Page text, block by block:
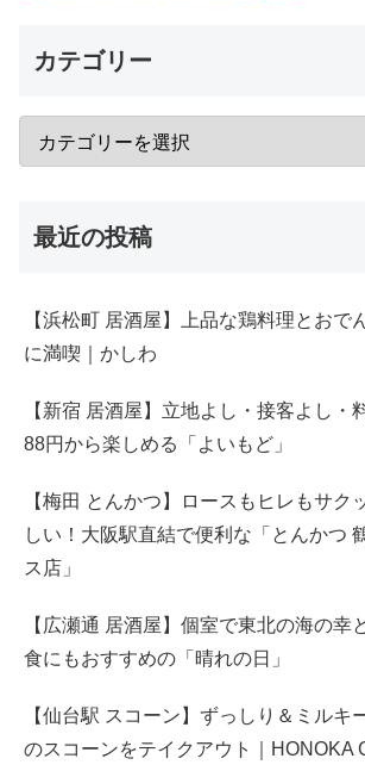
カテゴリー
最近の投稿
【浜松町 居酒屋】上品な鶏料理とおで
に満喫｜かしわ
【新宿 居酒屋】立地よし・接客よし・
88円から楽しめる「よいもど」
【梅田 とんかつ】ロースもヒレもサク
しい！大阪駅直結で便利な「とんかつ
ス店」
【広瀬通 居酒屋】個室で東北の海の幸
食にもおすすめの「晴れの日」
【仙台駅 スコーン】ずっしり＆ミルキ
のスコーンをテイクアウト｜HONOKA